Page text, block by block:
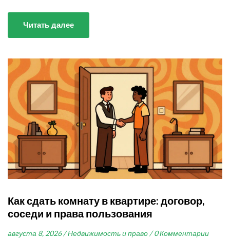
Читать далее
Как сдать комнату в квартире: договор,
соседи и права пользования
августа 8, 2026 / Недвижимость и право / 0 Комментарии